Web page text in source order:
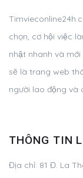
chọn, cơ hội việc
nhật nhanh và
sẽ là trang web
người lao động và
THÔNG TIN
Địa chỉ: 81 Đ. La